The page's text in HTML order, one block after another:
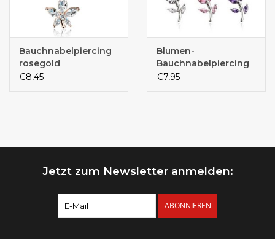
Bauchnabelpiercing
rosegold
€8,45
Blumen-
Bauchnabelpiercing
€7,95
Jetzt zum Newsletter anmelden:
ABONNIEREN